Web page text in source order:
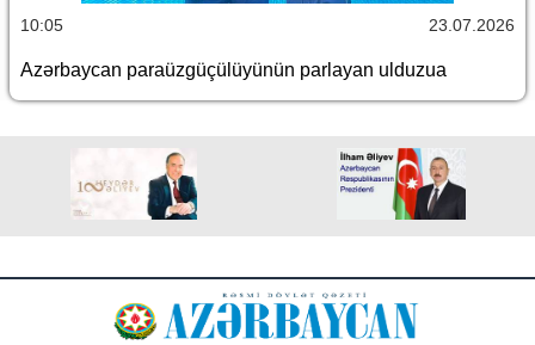
10:05 23.07.2026
Azərbaycan paraüzgüçülüyünün parlayan ulduzua